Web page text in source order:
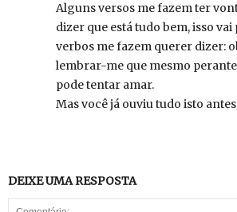
Alguns versos me fazem ter
dizer que está tudo bem, isso vai
verbos me fazem querer dizer:
lembrar-me que mesmo
pode tentar amar.
Mas você já ouviu tudo isto
DEIXE UMA RESPOSTA